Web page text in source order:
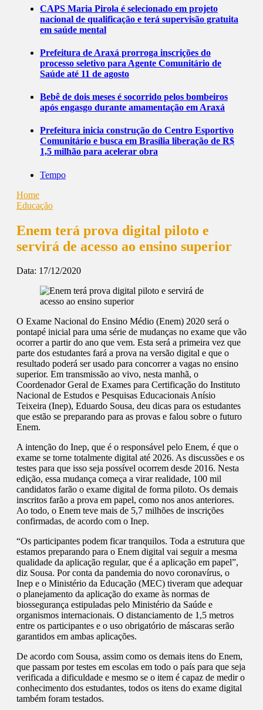
CAPS Maria Pirola é selecionado em projeto
nacional de qualificação e terá supervisão gratuita
em saúde mental
Prefeitura de Araxá prorroga inscrições do
processo seletivo para Agente Comunitário de
Saúde até 11 de agosto
Bebê de dois meses é socorrido pelos bombeiros
após engasgo durante amamentação em Araxá
Prefeitura inicia construção do Centro Esportivo
Comunitário e busca em Brasília liberação de R$
1,5 milhão para acelerar obra
Tempo
Home
Educação
Enem terá prova digital piloto e
servirá de acesso ao ensino superior
Data: 17/12/2020
O Exame Nacional do Ensino Médio (Enem) 2020 será o
pontapé inicial para uma série de mudanças no exame que vão
ocorrer a partir do ano que vem. Esta será a primeira vez que
parte dos estudantes fará a prova na versão digital e que o
resultado poderá ser usado para concorrer a vagas no ensino
superior. Em transmissão ao vivo, nesta manhã, o
Coordenador Geral de Exames para Certificação do Instituto
Nacional de Estudos e Pesquisas Educacionais Anísio
Teixeira (Inep), Eduardo Sousa, deu dicas para os estudantes
que estão se preparando para as provas e falou sobre o futuro
Enem.
A intenção do Inep, que é o responsável pelo Enem, é que o
exame se torne totalmente digital até 2026. As discussões e os
testes para que isso seja possível ocorrem desde 2016. Nesta
edição, essa mudança começa a virar realidade, 100 mil
candidatos farão o exame digital de forma piloto. Os demais
inscritos farão a prova em papel, como nos anos anteriores.
Ao todo, o Enem teve mais de 5,7 milhões de inscrições
confirmadas, de acordo com o Inep.
“Os participantes podem ficar tranquilos. Toda a estrutura que
estamos preparando para o Enem digital vai seguir a mesma
qualidade da aplicação regular, que é a aplicação em papel”,
diz Sousa. Por conta da pandemia do novo coronavírus, o
Inep e o Ministério da Educação (MEC) tiveram que adequar
o planejamento da aplicação do exame às normas de
biossegurança estipuladas pelo Ministério da Saúde e
organismos internacionais. O distanciamento de 1,5 metros
entre os participantes e o uso obrigatório de máscaras serão
garantidos em ambas aplicações.
De acordo com Sousa, assim como os demais itens do Enem,
que passam por testes em escolas em todo o país para que seja
verificada a dificuldade e mesmo se o item é capaz de medir o
conhecimento dos estudantes, todos os itens do exame digital
também foram testados.